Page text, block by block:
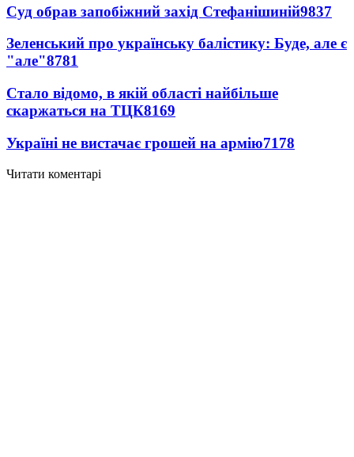
Суд обрав запобіжний захід Стефанішиній9837
Зеленський про українську балістику: Буде, але є
"але"8781
Стало відомо, в якій області найбільше
скаржаться на ТЦК8169
Україні не вистачає грошей на армію7178
Читати коментарі